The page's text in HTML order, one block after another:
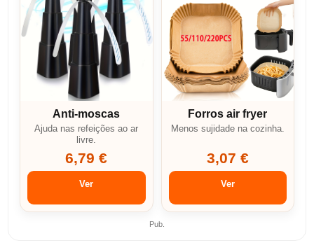
Anti-moscas
Ajuda nas refeições ao ar
livre.
6,79 €
Ver
Forros air fryer
Menos sujidade na cozinha.
3,07 €
Ver
Pub.